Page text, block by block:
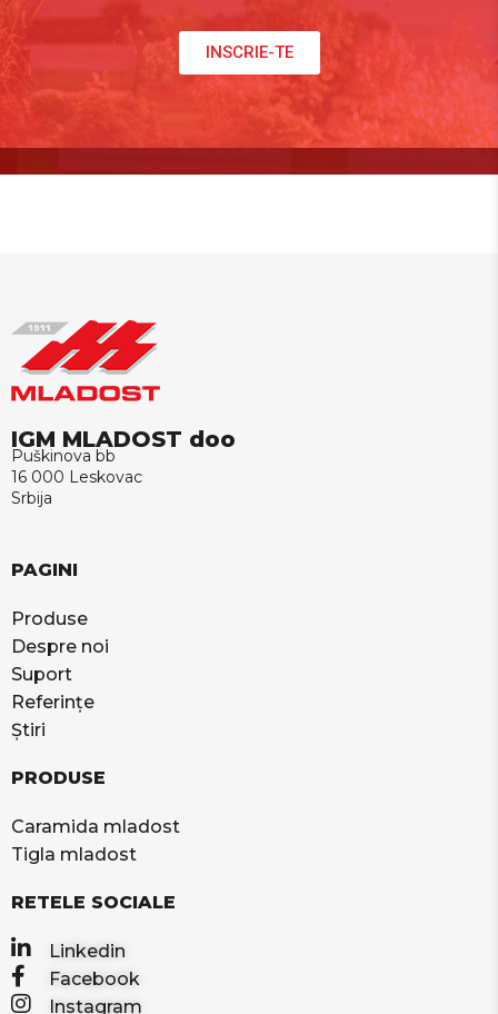
INSCRIE-TE
IGM MLADOST doo
Puškinova bb
16 000 Leskovac
Srbija
PAGINI
Produse
Despre noi
Suport
Referințe
Știri
PRODUSE
Caramida mladost
Tigla mladost
RETELE SOCIALE
Linkedin
Facebook
Instagram